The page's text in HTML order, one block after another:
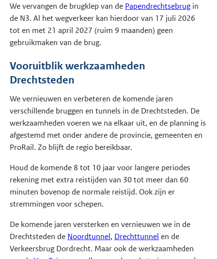
We vervangen de brugklep van de Papendrechtsebrug in
de N3. Al het wegverkeer kan hierdoor van 17 juli 2026
tot en met 21 april 2027 (ruim 9 maanden) geen
gebruikmaken van de brug.
Vooruitblik werkzaamheden
Drechtsteden
We vernieuwen en verbeteren de komende jaren
verschillende bruggen en tunnels in de Drechtsteden. De
werkzaamheden voeren we na elkaar uit, en de planning is
afgestemd met onder andere de provincie, gemeenten en
ProRail. Zo blijft de regio bereikbaar.
Houd de komende 8 tot 10 jaar voor langere periodes
rekening met extra reistijden van 30 tot meer dan 60
minuten bovenop de normale reistijd. Ook zijn er
stremmingen voor schepen.
De komende jaren versterken en vernieuwen we in de
Drechtsteden de Noordtunnel, Drechttunnel en de
Verkeersbrug Dordrecht. Maar ook de werkzaamheden